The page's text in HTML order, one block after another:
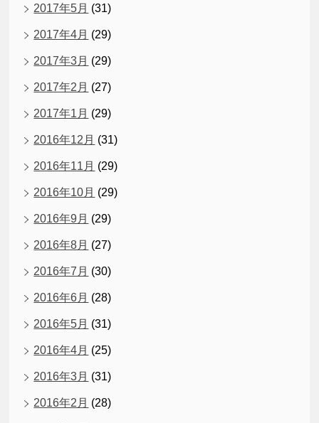
2017年5月 (31)
2017年4月 (29)
2017年3月 (29)
2017年2月 (27)
2017年1月 (29)
2016年12月 (31)
2016年11月 (29)
2016年10月 (29)
2016年9月 (29)
2016年8月 (27)
2016年7月 (30)
2016年6月 (28)
2016年5月 (31)
2016年4月 (25)
2016年3月 (31)
2016年2月 (28)